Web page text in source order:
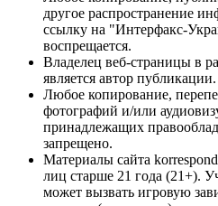
другое распространение
ссылку на "Интерфакс-
воспрещается.
Владелец веб-страницы в
является автор публикации.
Любое копирование,
фотографий и/или
принадлежащих
запрещено.
Материалы сайта
лиц старше 21 года (21+).
может вызвать игровую